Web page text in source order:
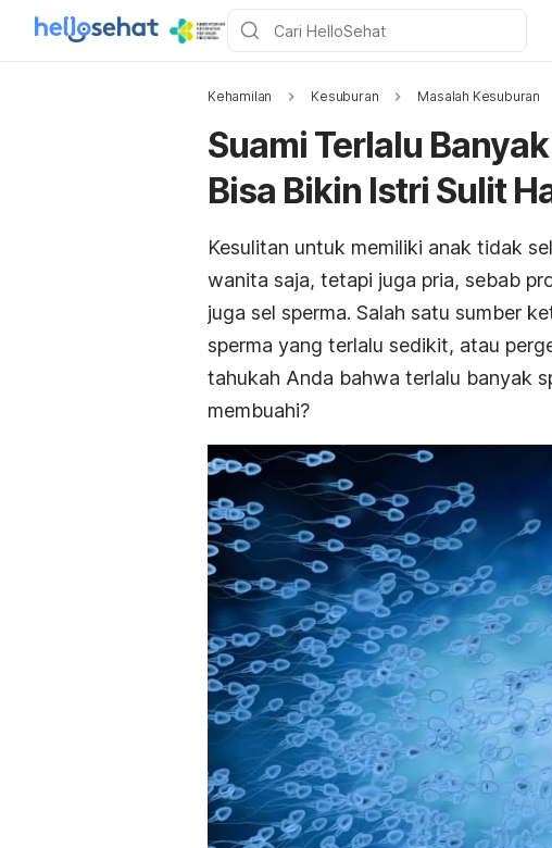
Kehamilan Kesuburan Masalah Kesuburan
Suami Terlalu
Bisa Bikin Istri Sulit
Kesulitan untuk memiliki anak tidak
wanita saja, tetapi juga pria, sebab
juga sel sperma. Salah satu sumber
sperma yang terlalu sedikit, atau
tahukah Anda bahwa terlalu banyak
membuahi?